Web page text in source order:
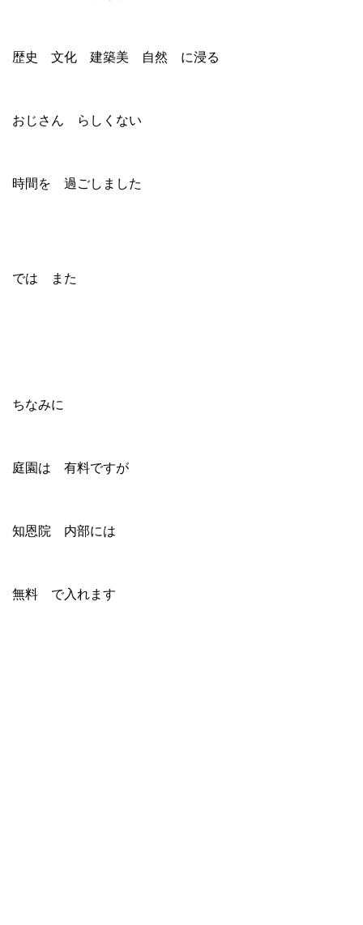
歴史 文化 建築美 自然 に浸る
おじさん らしくない
時間を 過ごしました
では また
ちなみに
庭園は 有料ですが
知恩院 内部には
無料 で入れます